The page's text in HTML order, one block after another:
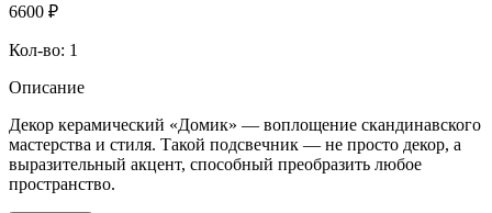
6600 ₽
Кол-во: 1
Описание
Декор керамический «Домик» — воплощение скандинавского
мастерства и стиля. Такой подсвечник — не просто декор, а
выразительный акцент, способный преобразить любое
пространство.